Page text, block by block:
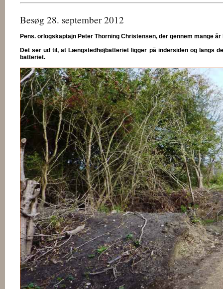
Besøg 28. september 2012
Pens. orlogskaptajn Peter Thorning Christensen, der gennem mange
Det ser ud til, at Længstedhøjbatteriet ligger på indersiden og langs
batteriet.